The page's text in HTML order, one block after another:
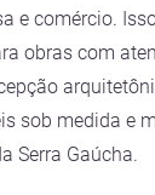
e comércio.
obras com
sob medida e
Serra Gaúcha.